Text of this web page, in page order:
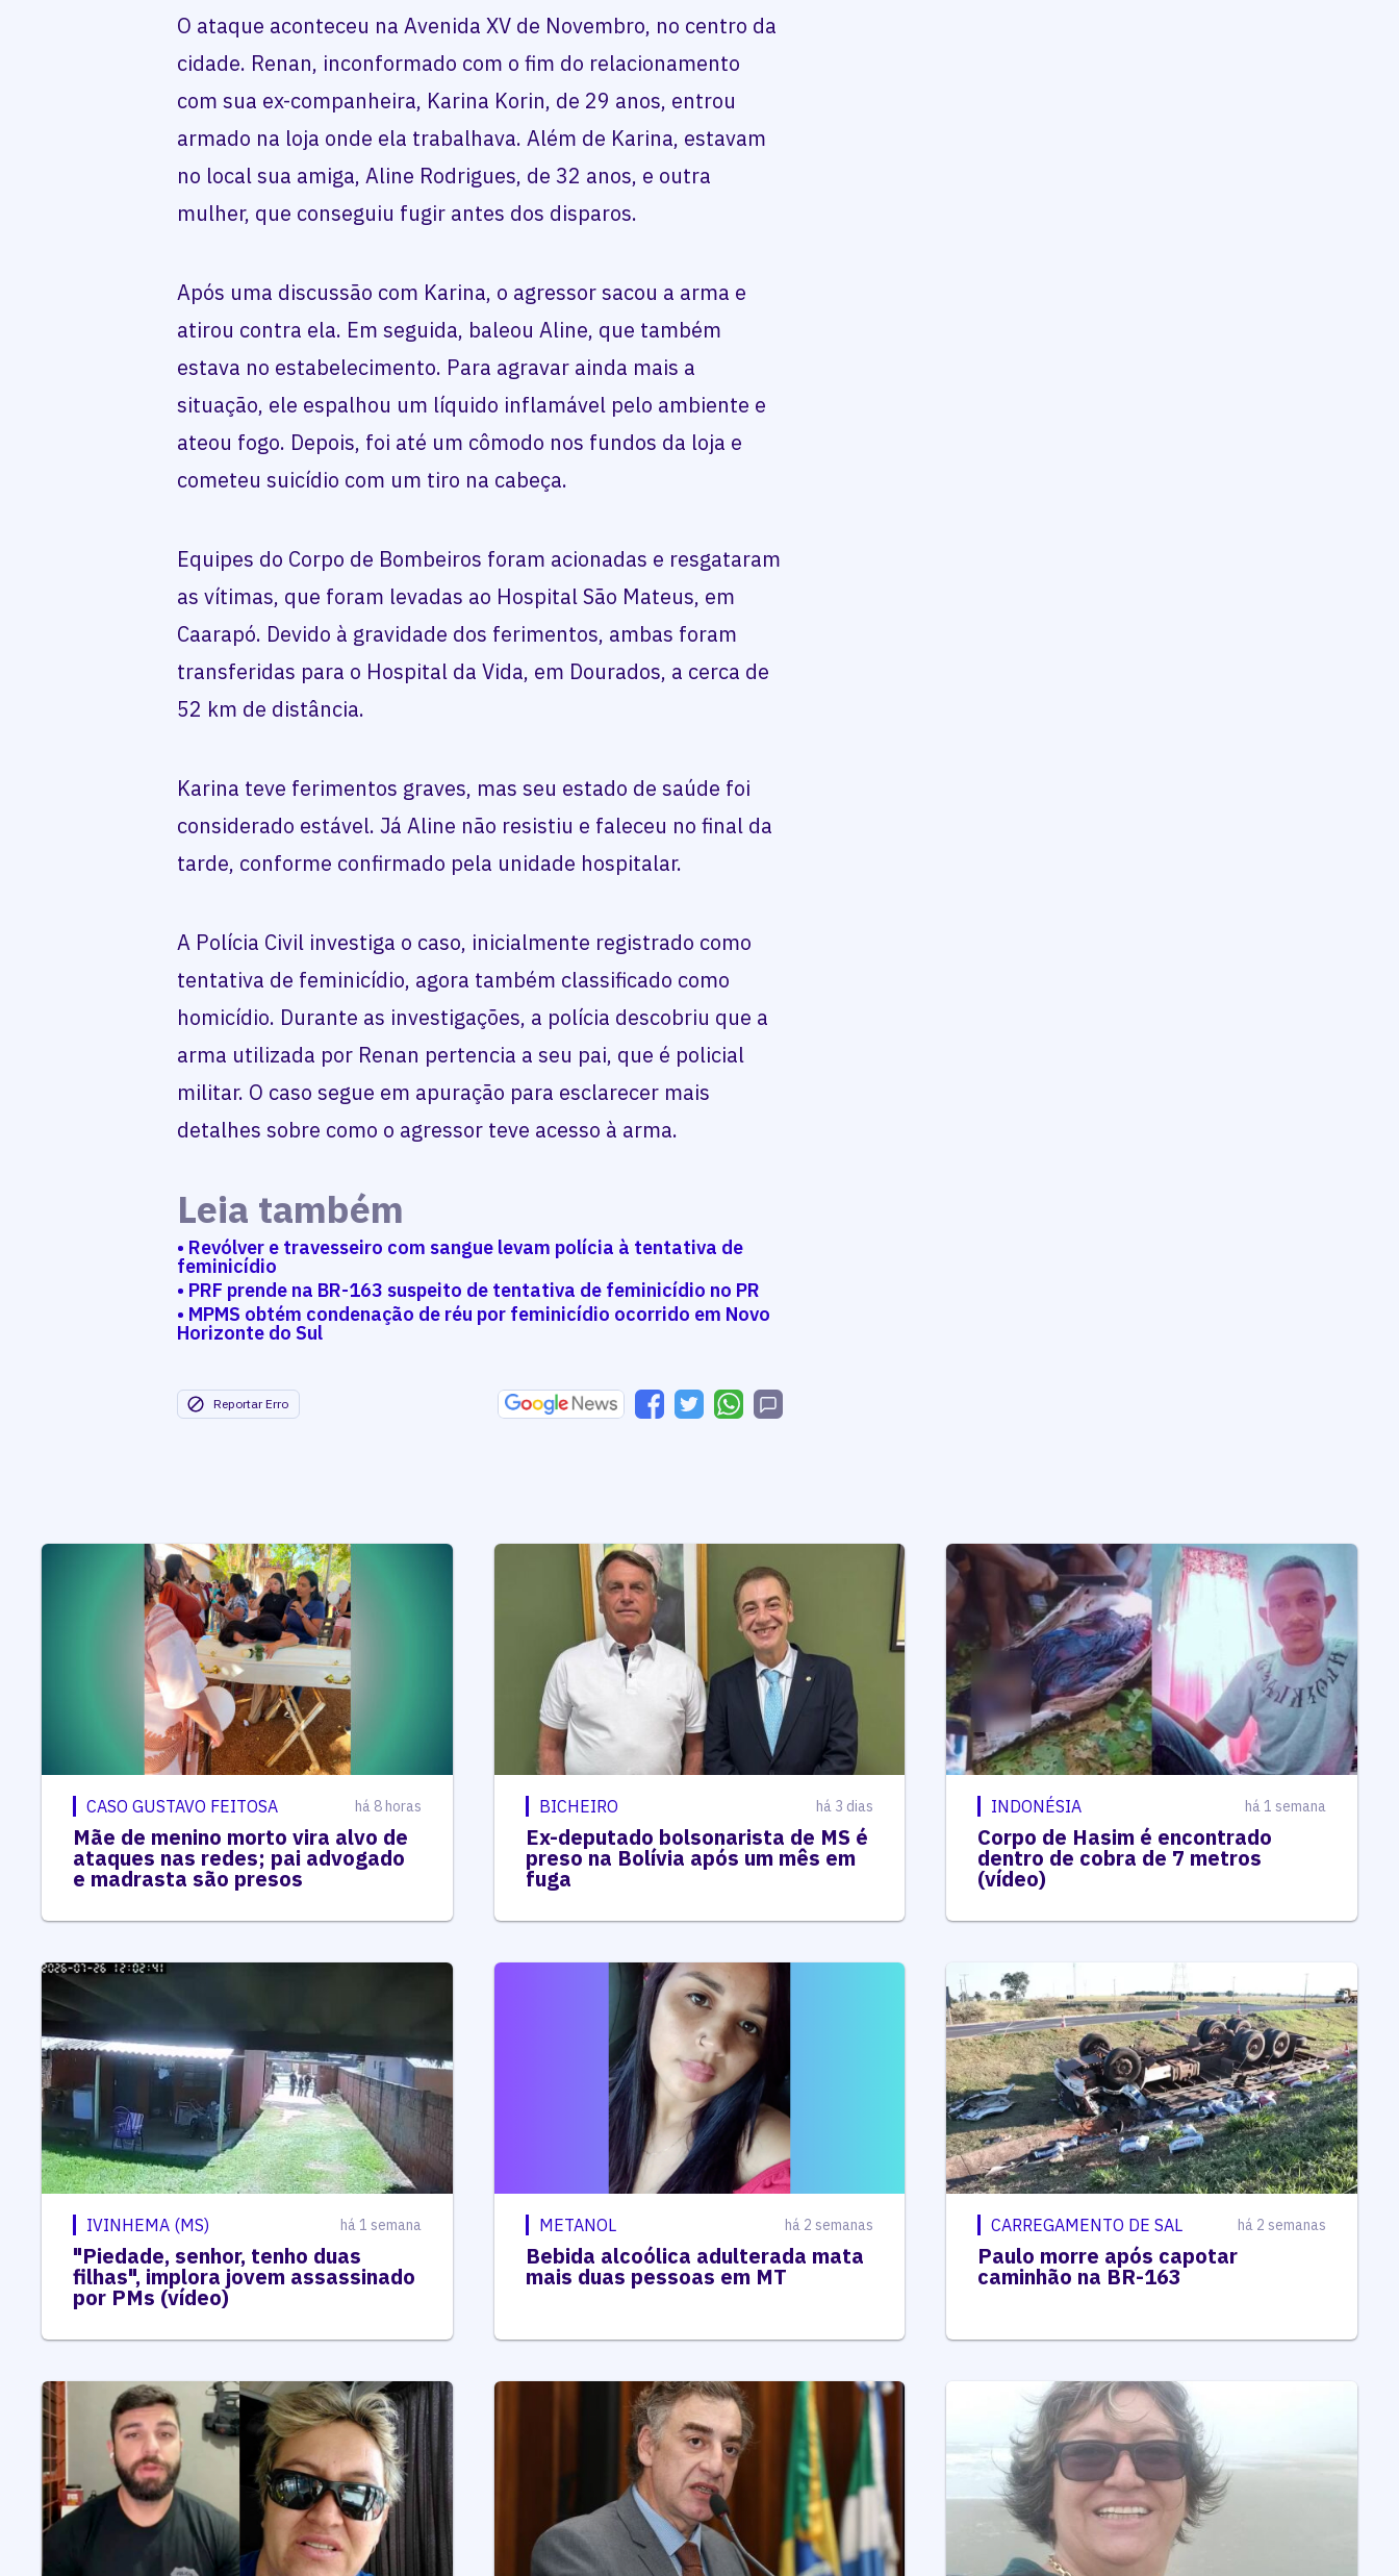
O ataque aconteceu na Avenida XV de Novembro, no centro da
cidade. Renan, inconformado com o fim do relacionamento
com sua ex-companheira, Karina Korin, de 29 anos, entrou
armado na loja onde ela trabalhava. Além de Karina, estavam
no local sua amiga, Aline Rodrigues, de 32 anos, e outra
mulher, que conseguiu fugir antes dos disparos.
Após uma discussão com Karina, o agressor sacou a arma e
atirou contra ela. Em seguida, baleou Aline, que também
estava no estabelecimento. Para agravar ainda mais a
situação, ele espalhou um líquido inflamável pelo ambiente e
ateou fogo. Depois, foi até um cômodo nos fundos da loja e
cometeu suicídio com um tiro na cabeça.
Equipes do Corpo de Bombeiros foram acionadas e resgataram
as vítimas, que foram levadas ao Hospital São Mateus, em
Caarapó. Devido à gravidade dos ferimentos, ambas foram
transferidas para o Hospital da Vida, em Dourados, a cerca de
52 km de distância.
Karina teve ferimentos graves, mas seu estado de saúde foi
considerado estável. Já Aline não resistiu e faleceu no final da
tarde, conforme confirmado pela unidade hospitalar.
A Polícia Civil investiga o caso, inicialmente registrado como
tentativa de feminicídio, agora também classificado como
homicídio. Durante as investigações, a polícia descobriu que a
arma utilizada por Renan pertencia a seu pai, que é policial
militar. O caso segue em apuração para esclarecer mais
detalhes sobre como o agressor teve acesso à arma.
Leia também
• Revólver e travesseiro com sangue levam polícia à tentativa de
feminicídio
• PRF prende na BR-163 suspeito de tentativa de feminicídio no PR
• MPMS obtém condenação de réu por feminicídio ocorrido em Novo
Horizonte do Sul
Reportar Erro
CASO GUSTAVO FEITOSA há 8 horas
Mãe de menino morto vira alvo de
ataques nas redes; pai advogado
e madrasta são presos
BICHEIRO há 3 dias
Ex-deputado bolsonarista de MS é
preso na Bolívia após um mês em
fuga
INDONÉSIA há 1 semana
Corpo de Hasim é encontrado
dentro de cobra de 7 metros
(vídeo)
IVINHEMA (MS) há 1 semana
"Piedade, senhor, tenho duas
filhas", implora jovem assassinado
por PMs (vídeo)
METANOL há 2 semanas
Bebida alcoólica adulterada mata
mais duas pessoas em MT
CARREGAMENTO DE SAL há 2 semanas
Paulo morre após capotar
caminhão na BR-163